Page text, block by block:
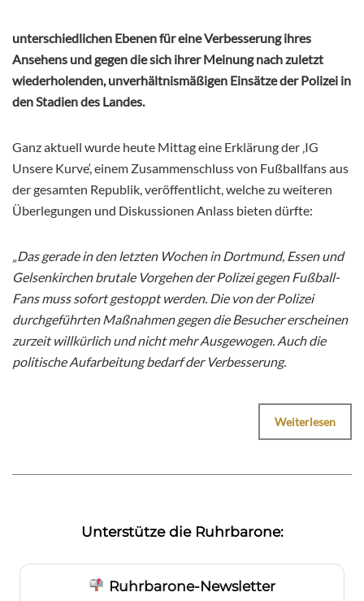
unterschiedlichen Ebenen für eine Verbesserung ihres
Ansehens und gegen die sich ihrer Meinung nach zuletzt
wiederholenden, unverhältnismäßigen Einsätze der Polizei in
den Stadien des Landes.
Ganz aktuell wurde heute Mittag eine Erklärung der ‚IG
Unsere Kurve‘, einem Zusammenschluss von Fußballfans aus
der gesamten Republik, veröffentlicht, welche zu weiteren
Überlegungen und Diskussionen Anlass bieten dürfte:
„Das gerade in den letzten Wochen in Dortmund, Essen und
Gelsenkirchen brutale Vorgehen der Polizei gegen Fußball-
Fans muss sofort gestoppt werden. Die von der Polizei
durchgeführten Maßnahmen gegen die Besucher erscheinen
zurzeit willkürlich und nicht mehr Ausgewogen. Auch die
politische Aufarbeitung bedarf der Verbesserung.
Weiterlesen
Unterstütze die Ruhrbarone:
Ruhrbarone-Newsletter